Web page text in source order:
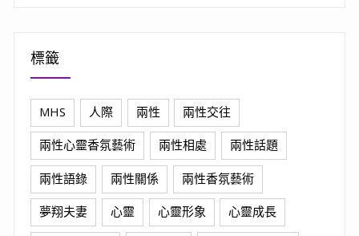
標籤
MHS 人際 兩性 兩性交往
兩性心靈香氛藝術 兩性相處 兩性話題
兩性語錄 兩性關係 兩性香氛藝術
夢翔夫妻 心靈 心靈形象 心靈成長